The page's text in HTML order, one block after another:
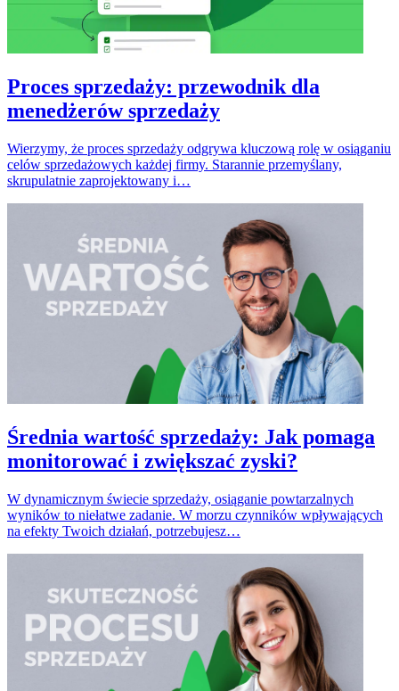
Proces sprzedaży: przewodnik dla
menedżerów sprzedaży
Wierzymy, że proces sprzedaży odgrywa kluczową rolę w osiąganiu
celów sprzedażowych każdej firmy. Starannie przemyślany,
skrupulatnie zaprojektowany i…
Średnia wartość sprzedaży: Jak pomaga
monitorować i zwiększać zyski?
W dynamicznym świecie sprzedaży, osiąganie powtarzalnych
wyników to niełatwe zadanie. W morzu czynników wpływających
na efekty Twoich działań, potrzebujesz…